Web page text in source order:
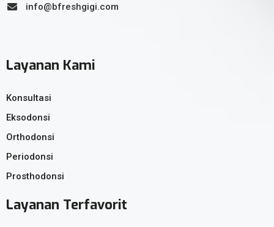
info@bfreshgigi.com
Layanan Kami
Konsultasi
Eksodonsi
Orthodonsi
Periodonsi
Prosthodonsi
Layanan Terfavorit